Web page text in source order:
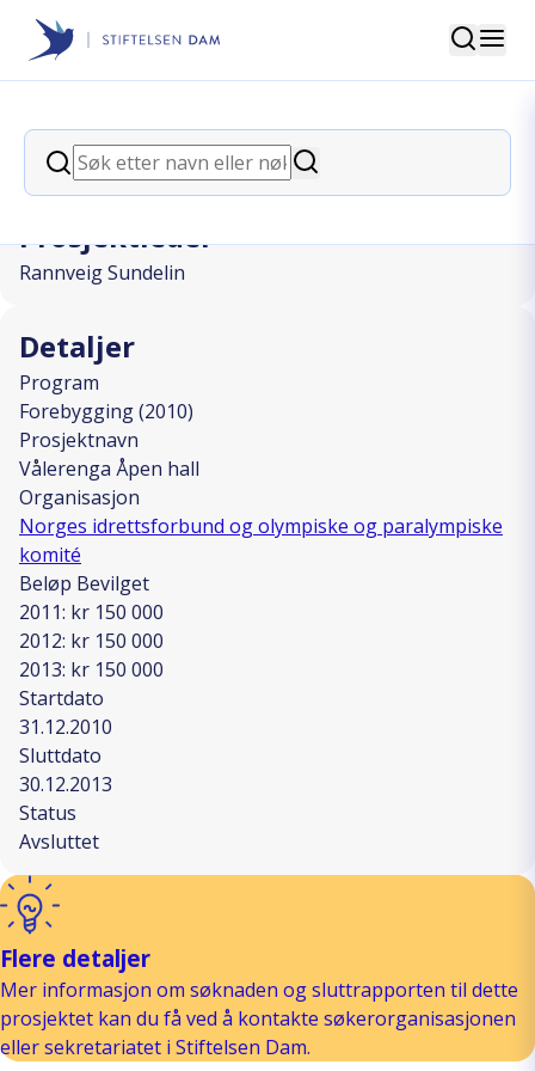
Stiftelsen Dam
Søk
Søk
Søk
back
Vålerenga Åpen hall
Prosjektleder
Rannveig Sundelin
Detaljer
Program
Forebygging (2010)
Prosjektnavn
Vålerenga Åpen hall
Organisasjon
Norges idrettsforbund og olympiske og paralympiske
komité
Beløp Bevilget
2011: kr 150 000
2012: kr 150 000
2013: kr 150 000
Startdato
31.12.2010
Sluttdato
30.12.2013
Status
Avsluttet
Flere detaljer
Mer informasjon om søknaden og sluttrapporten til dette
prosjektet kan du få ved å kontakte søkerorganisasjonen
eller sekretariatet i Stiftelsen Dam.